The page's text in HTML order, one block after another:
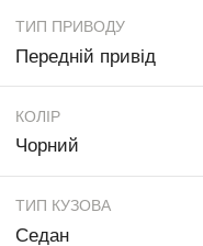
ТИП ПРИВОДУ
Передній привід
КОЛІР
Чорний
ТИП КУЗОВА
Седан